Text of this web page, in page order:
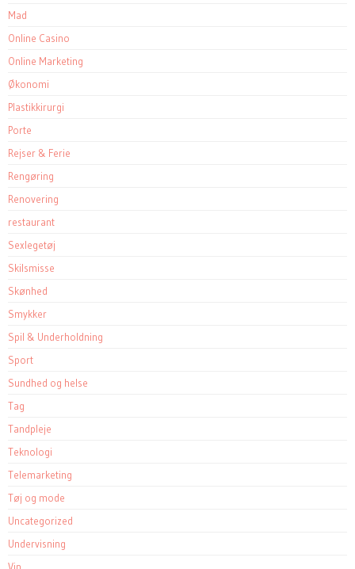
Mad
Online Casino
Online Marketing
Økonomi
Plastikkirurgi
Porte
Rejser & Ferie
Rengøring
Renovering
restaurant
Sexlegetøj
Skilsmisse
Skønhed
Smykker
Spil & Underholdning
Sport
Sundhed og helse
Tag
Tandpleje
Teknologi
Telemarketing
Tøj og mode
Uncategorized
Undervisning
Vin